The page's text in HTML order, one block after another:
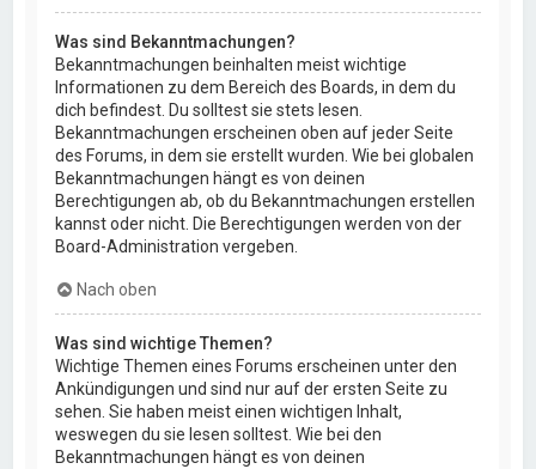
Was sind Bekanntmachungen?
Bekanntmachungen beinhalten meist wichtige
Informationen zu dem Bereich des Boards, in dem du
dich befindest. Du solltest sie stets lesen.
Bekanntmachungen erscheinen oben auf jeder Seite
des Forums, in dem sie erstellt wurden. Wie bei globalen
Bekanntmachungen hängt es von deinen
Berechtigungen ab, ob du Bekanntmachungen erstellen
kannst oder nicht. Die Berechtigungen werden von der
Board-Administration vergeben.
Nach oben
Was sind wichtige Themen?
Wichtige Themen eines Forums erscheinen unter den
Ankündigungen und sind nur auf der ersten Seite zu
sehen. Sie haben meist einen wichtigen Inhalt,
weswegen du sie lesen solltest. Wie bei den
Bekanntmachungen hängt es von deinen